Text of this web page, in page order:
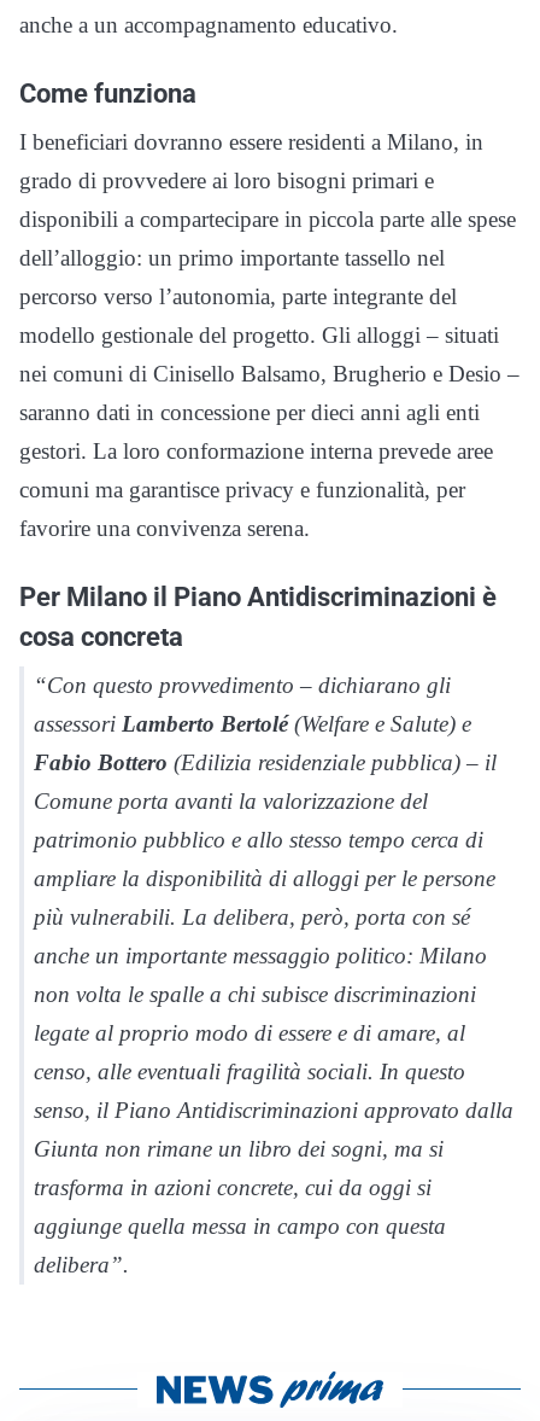
anche a un accompagnamento educativo.
Come funziona
I beneficiari dovranno essere residenti a Milano, in
grado di provvedere ai loro bisogni primari e
disponibili a compartecipare in piccola parte alle spese
dell’alloggio: un primo importante tassello nel
percorso verso l’autonomia, parte integrante del
modello gestionale del progetto. Gli alloggi – situati
nei comuni di Cinisello Balsamo, Brugherio e Desio –
saranno dati in concessione per dieci anni agli enti
gestori. La loro conformazione interna prevede aree
comuni ma garantisce privacy e funzionalità, per
favorire una convivenza serena.
Per Milano il Piano Antidiscriminazioni è
cosa concreta
“Con questo provvedimento– dichiarano gli
assessori Lamberto Bertolé(Welfare e Salute) e
Fabio Bottero (Edilizia residenziale pubblica) – il
Comune porta avanti la valorizzazione del
patrimonio pubblico e allo stesso tempo cerca di
ampliare la disponibilità di alloggi per le persone
più vulnerabili. La delibera, però, porta con sé
anche un importante messaggio politico: Milano
non volta le spalle a chi subisce discriminazioni
legate al proprio modo di essere e di amare, al
censo, alle eventuali fragilità sociali. In questo
senso, il Piano Antidiscriminazioni approvato dalla
Giunta non rimane un libro dei sogni, ma si
trasforma in azioni concrete, cui da oggi si
aggiunge quella messa in campo con questa
delibera”.